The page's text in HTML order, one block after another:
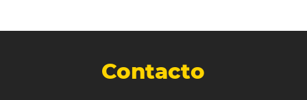
Contacto